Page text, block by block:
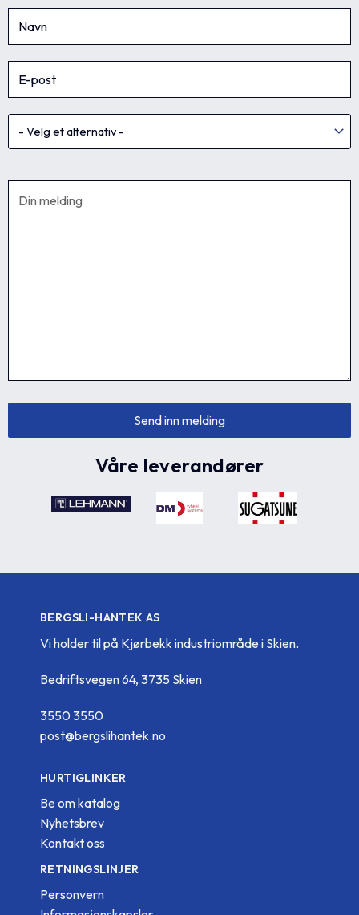
Våre leverandører
BERGSLI-HANTEK AS
Vi holder til på Kjørbekk industriområde i Skien.
Bedriftsvegen 64, 3735 Skien
3550 3550
post@bergslihantek.no
HURTIGLINKER
Be om katalog
Nyhetsbrev
Kontakt oss
RETNINGSLINJER
Personvern